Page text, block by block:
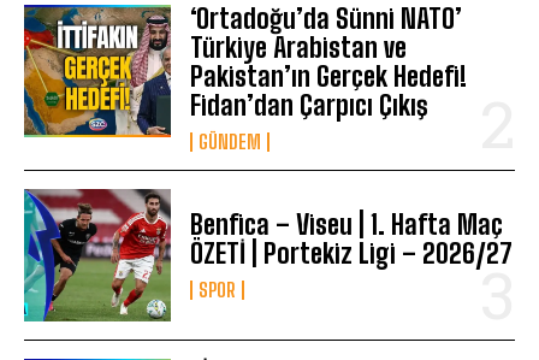
‘Ortadoğu’da Sünni NATO’
Türkiye Arabistan ve
Pakistan’ın Gerçek Hedefi!
Fidan’dan Çarpıcı Çıkış
GÜNDEM
Benfica – Viseu | 1. Hafta Maç
ÖZETİ | Portekiz Ligi – 2026/27
SPOR